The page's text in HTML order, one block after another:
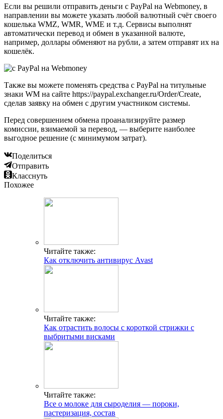
Если вы решили отправить деньги с PayPal на Webmoney, в
направлении вы можете указать любой валютный счёт своего
кошелька WMZ, WMR, WME и т.д. Сервисы выполнят
автоматически перевод и обмен в указанной валюте,
например, доллары обменяют на рубли, а затем отправят их на
кошелёк.
Также вы можете поменять средства с PayPal на титульные
знаки WM на сайте https://paypal.exchanger.ru/Order/Create,
сделав заявку на обмен с другим участником системы.
Перед совершением обмена проанализируйте размер
комиссии, взимаемой за перевод, — выберите наиболее
выгодное решение (с минимумом затрат).
Поделиться
Отправить
Класснуть
Похожее
Читайте также:
Как отключить антивирус Avast
Читайте также:
Как отрастить волосы с короткой стрижки с
выбритыми висками
Читайте также:
Все о молоке для сыроделия — пороки,
пастеризация, состав